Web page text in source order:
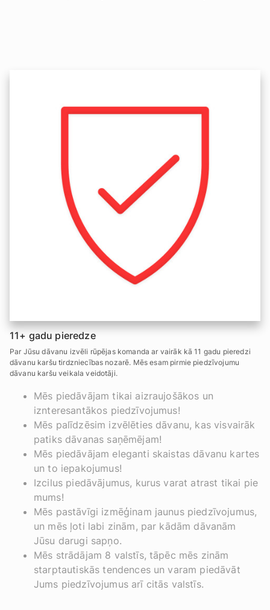
11+ gadu pieredze
Par Jūsu dāvanu izvēli rūpējas komanda ar vairāk kā 11 gadu pieredzi
dāvanu karšu tirdzniecības nozarē. Mēs esam pirmie piedzīvojumu
dāvanu karšu veikala veidotāji.
Mēs piedāvājam tikai aizraujošākos un
iznteresantākos piedzīvojumus!
Mēs palīdzēsim izvēlēties dāvanu, kas visvairāk
patiks dāvanas saņēmējam!
Mēs piedāvājam eleganti skaistas dāvanu kartes
un to iepakojumus!
Izcilus piedāvājumus, kurus varat atrast tikai pie
mums!
Mēs pastāvīgi izmēģinam jaunus piedzīvojumus,
un mēs ļoti labi zinām, par kādām dāvanām
Jūsu darugi sapņo.
Mēs strādājam 8 valstīs, tāpēc mēs zinām
starptautiskās tendences un varam piedāvāt
Jums piedzīvojumus arī citās valstīs.